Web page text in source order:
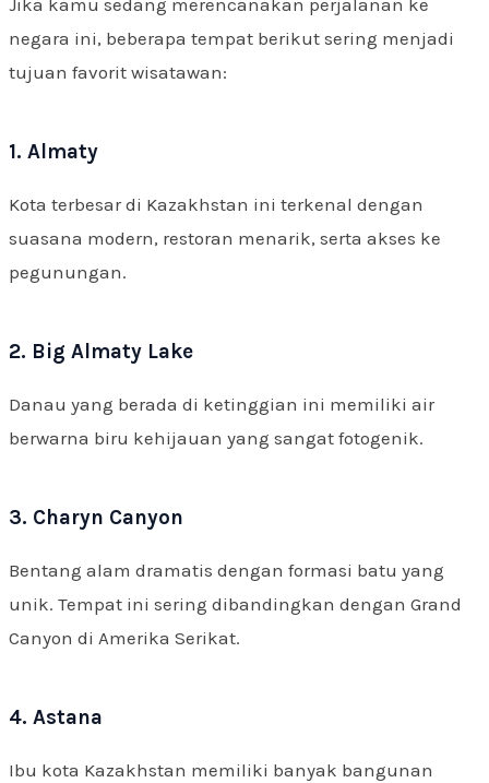
Jika kamu sedang merencanakan perjalanan ke
negara ini, beberapa tempat berikut sering menjadi
tujuan favorit wisatawan:
1. Almaty
Kota terbesar di Kazakhstan ini terkenal dengan
suasana modern, restoran menarik, serta akses ke
pegunungan.
2. Big Almaty Lake
Danau yang berada di ketinggian ini memiliki air
berwarna biru kehijauan yang sangat fotogenik.
3. Charyn Canyon
Bentang alam dramatis dengan formasi batu yang
unik. Tempat ini sering dibandingkan dengan Grand
Canyon di Amerika Serikat.
4. Astana
Ibu kota Kazakhstan memiliki banyak bangunan